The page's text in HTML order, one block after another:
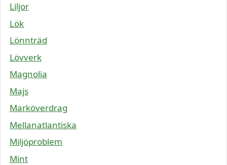
Liljor
Lök
Lönnträd
Lövverk
Magnolia
Majs
Marköverdrag
Mellanatlantiska
Miljöproblem
Mint